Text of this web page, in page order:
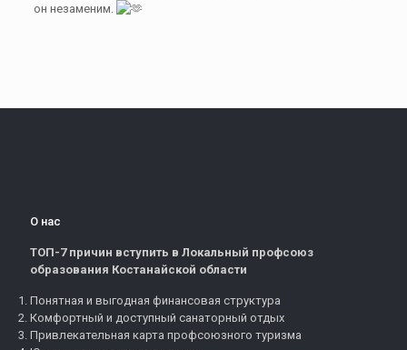
он незаменим.
О нас
ТОП-7 причин вступить в Локальный профсоюз
образования Костанайской области
Понятная и выгодная финансовая структура
Комфортный и доступный санаторный отдых
Привлекательная карта профсоюзного туризма